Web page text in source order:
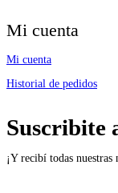
Mi cuenta
Mi cuenta
Historial de pedidos
Suscribite
¡Y recibí todas nuestras